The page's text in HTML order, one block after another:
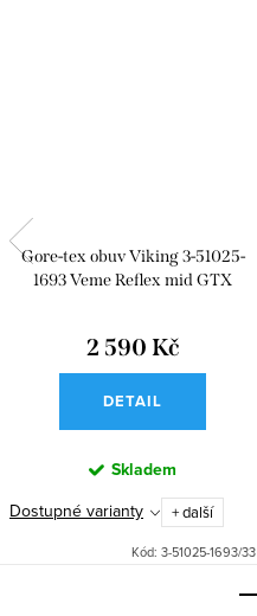
Gore-tex obuv Viking 3-51025-
1693 Veme Reflex mid GTX
2 590 Kč
DETAIL
Skladem
Dostupné varianty
+ další
Kód: 3-51025-1693/33